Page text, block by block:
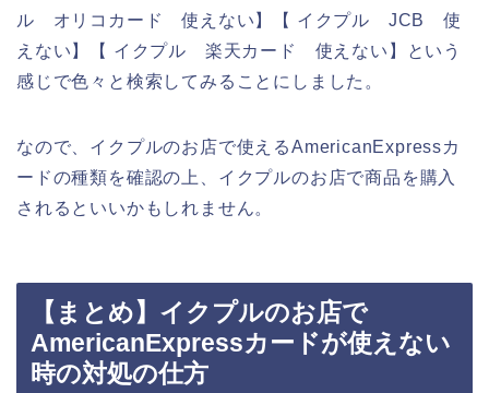
ル オリコカード 使えない】【 イクプル JCB 使
えない】【 イクプル 楽天カード 使えない】という
感じで色々と検索してみることにしました。
なので、イクプルのお店で使えるAmericanExpressカ
ードの種類を確認の上、イクプルのお店で商品を購入
されるといいかもしれません。
【まとめ】イクプルのお店で
AmericanExpressカードが使えない
時の対処の仕方